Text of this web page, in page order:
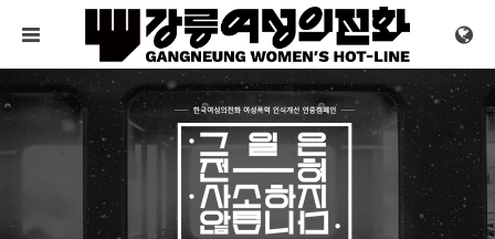
메뉴 건너뛰기